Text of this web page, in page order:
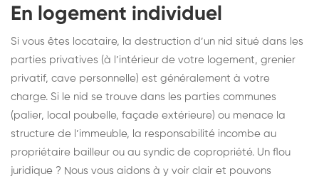
En logement individuel
Si vous êtes locataire, la destruction d’un nid situé dans les
parties privatives (à l’intérieur de votre logement, grenier
privatif, cave personnelle) est généralement à votre
charge. Si le nid se trouve dans les parties communes
(palier, local poubelle, façade extérieure) ou menace la
structure de l’immeuble, la responsabilité incombe au
propriétaire bailleur ou au syndic de copropriété. Un flou
juridique ? Nous vous aidons à y voir clair et pouvons